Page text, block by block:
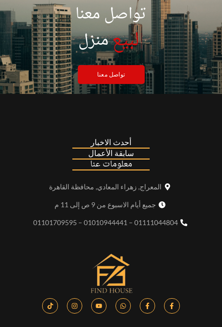
تواصل معنا
لبيع| منزل
تواصل معنا
أحدث الاخبار
سابقة الأعمال
معلومات عنا
المعراج, زهراء المعادي, محافظة القاهرة
جميع أيام الاسبوع من 9 ص إلى 11 م
01111044804 – 01010944441 – 01101709595